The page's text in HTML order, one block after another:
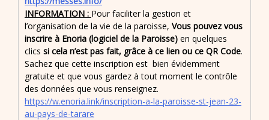
INFORMATION : Pour faciliter la gestion et
l’organisation de la vie de la paroisse, Vous pouvez vous
inscrire à Enoria (logiciel de la Paroisse) en quelques
clics si cela n’est pas fait, grâce à ce lien ou ce QR Code.
Sachez que cette inscription est bien évidemment
gratuite et que vous gardez à tout moment le contrôle
des données que vous renseignez.
https://w.enoria.link/inscription-a-la-paroisse-st-jean-23-
au-pays-de-tarare